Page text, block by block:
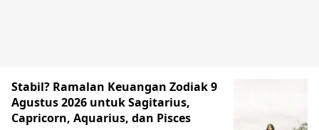
Stabil? Ramalan Keuangan Zodiak 9
Agustus 2026 untuk Sagitarius,
Capricorn, Aquarius, dan Pisces